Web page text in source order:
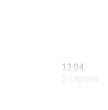
12:04
5 серпня